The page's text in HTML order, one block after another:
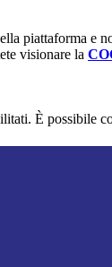
piattaforma e
visionare la
È possibile